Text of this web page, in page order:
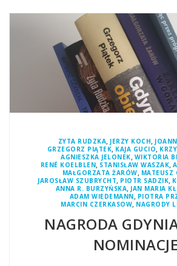
ZYTA RUDZKA, JERZY KOCH,
GRZEGORZ PIĄTEK, KAJA GUCIO,
AGNIESZKA JELONEK, WIKTORIA
RENÉ KOELBLEN, STANISŁAW WASZAK,
MAŁGORZATA ŻARÓW, MATEUSZ
JAROSŁAW SZUBRYCHT, PIOTR SADZIK,
ANNA R. BURZYŃSKA, JAN MARIA
ADAM WIEDEMANN, PIOTRA
MARCIN CZERKASOW, NAGRODY
NAGRODA
NOMINACJE